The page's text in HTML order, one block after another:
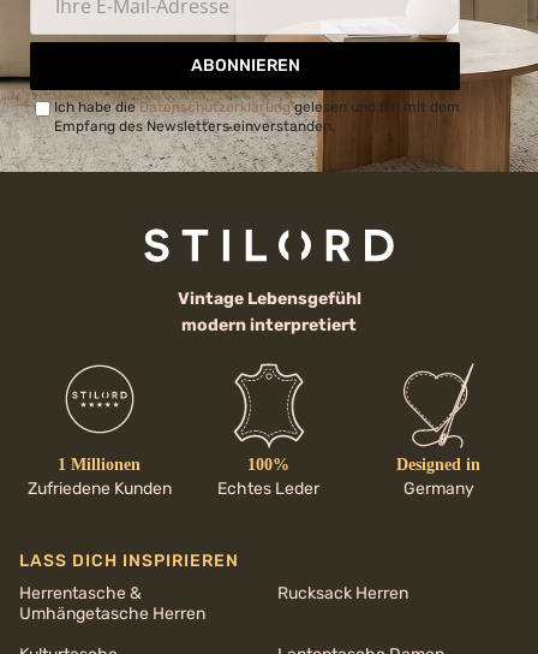
ABONNIEREN
Ich habe dieDatenschutzerklärunggelesen und bin mit dem
Empfang des Newsletters einverstanden.
Vintage Lebensgefühl
modern interpretiert
1 Millionen
Zufriedene Kunden
100%
Echtes Leder
Designed in
Germany
LASS DICH INSPIRIEREN
Herrentasche &
Umhängetasche Herren
Rucksack Herren